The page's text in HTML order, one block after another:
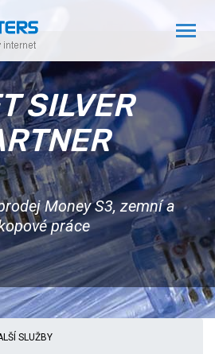
SILVER
Money S3, zemní a
práce
SLUŽBY